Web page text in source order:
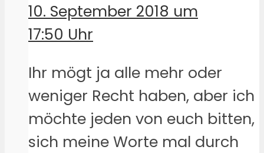
10. September 2018 um
17:50 Uhr
Ihr mögt ja alle mehr oder
weniger Recht haben, aber ich
möchte jeden von euch bitten,
sich meine Worte mal durch